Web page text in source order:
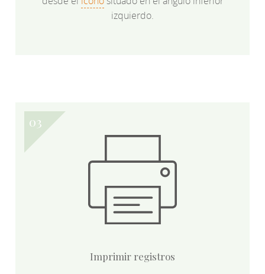
izquierdo.
Imprimir registros